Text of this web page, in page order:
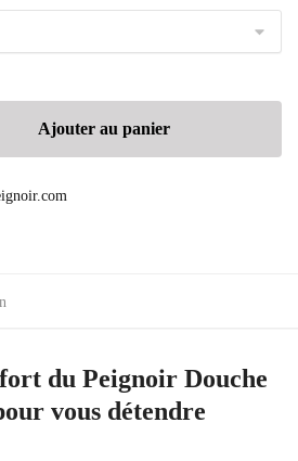
Ajouter au panier
du Peignoir Douche
vous détendre